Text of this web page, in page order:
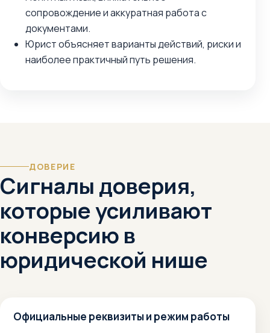
сопровождение и аккуратная работа с
документами.
Юрист объясняет варианты действий, риски и
наиболее практичный путь решения.
ДОВЕРИЕ
Сигналы доверия,
которые усиливают
конверсию в
юридической нише
Официальные реквизиты и режим работы